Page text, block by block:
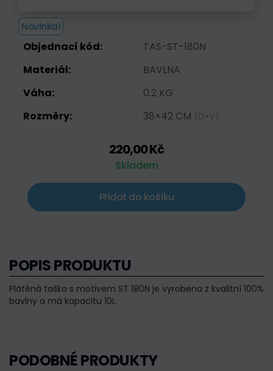
Novinka!
Objednací kód:
TAS-ST-180N
Materiál:
BAVLNA
Váha:
0.2 KG
Rozměry:
38×42 CM (D×V)
220,00 Kč
Skladem
Přidat do košíku
POPIS PRODUKTU
Plátěná taška s motivem ST 180N je vyrobena z kvalitní 100%
bavlny a má kapacitu 10L.
PODOBNÉ PRODUKTY